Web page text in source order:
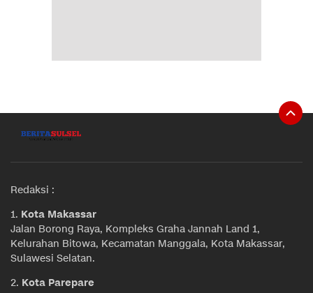
Redaksi :
1. Kota Makassar
Jalan Borong Raya, Kompleks Graha Jannah Land 1,
Kelurahan Bitowa, Kecamatan Manggala, Kota Makassar,
Sulawesi Selatan.
2. Kota Parepare